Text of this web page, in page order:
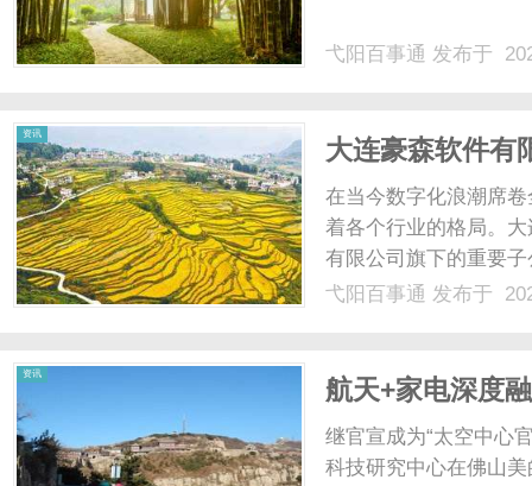
弋阳百事通 发布于
资讯
大连豪森软件有
在当今数字化浪潮席
着各个行业的格局。
有限公司旗下的重要
力，在软件和信息技
弋阳百事通 发布于
资讯
航天+家电深度
实验室揭牌，推
继官宣成为“太空中心
科技研究中心在佛山